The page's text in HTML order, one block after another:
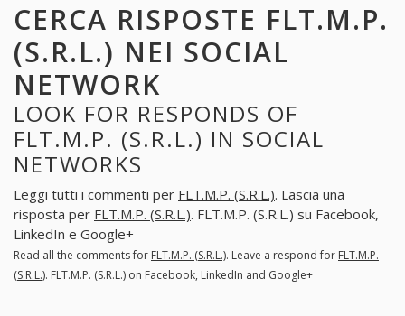
CERCA RISPOSTE FLT.M.P.
(S.R.L.) NEI SOCIAL
NETWORK
LOOK FOR RESPONDS OF
FLT.M.P. (S.R.L.) IN SOCIAL
NETWORKS
Leggi tutti i commenti per FLT.M.P. (S.R.L.). Lascia una
risposta per FLT.M.P. (S.R.L.). FLT.M.P. (S.R.L.) su Facebook,
LinkedIn e Google+
Read all the comments for FLT.M.P. (S.R.L.). Leave a respond for FLT.M.P.
(S.R.L.). FLT.M.P. (S.R.L.) on Facebook, LinkedIn and Google+